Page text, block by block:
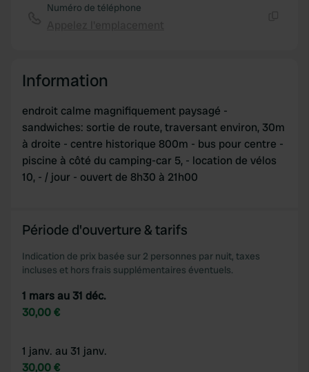
Numéro de téléphone
Information
endroit calme magnifiquement paysagé -
sandwiches: sortie de route, traversant environ, 30m
à droite - centre historique 800m - bus pour centre -
piscine à côté du camping-car 5, - location de vélos
10, - / jour - ouvert de 8h30 à 21h00
Période d'ouverture & tarifs
Indication de prix basée sur 2 personnes par nuit, taxes
incluses et hors frais supplémentaires éventuels.
1 mars au 31 déc.
30,00 €
1 janv. au 31 janv.
30,00 €